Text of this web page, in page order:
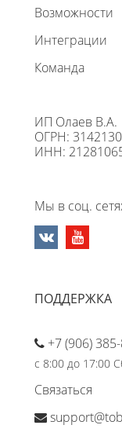
Возможности
Интеграции
Команда
ИП Олаев В.А.
ОГРН:
ИНН:
Мы в соц.
ПОДДЕРЖКА
+7 (906)
с 8:00 до 17:00
Связаться